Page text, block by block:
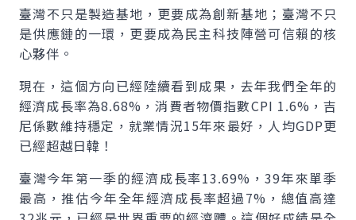
臺灣不只是製造基地，更要成為創新基地；臺灣不只
是供應鏈的一環，更要成為民主科技陣營可信賴的核
心夥伴。
現在，這個方向已經陸續看到成果，去年我們全年的
經濟成長率為8.68%，消費者物價指數CPI 1.6%，吉
尼係數維持穩定，就業情況15年來最好，人均GDP更
已經超越日韓！
臺灣今年第一季的經濟成長率13.69%，39年來單季
最高，推估今年全年經濟成長率超過7%，總值高達